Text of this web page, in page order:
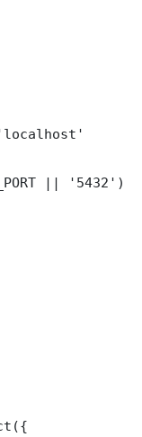
'localhost'
|| '5432')